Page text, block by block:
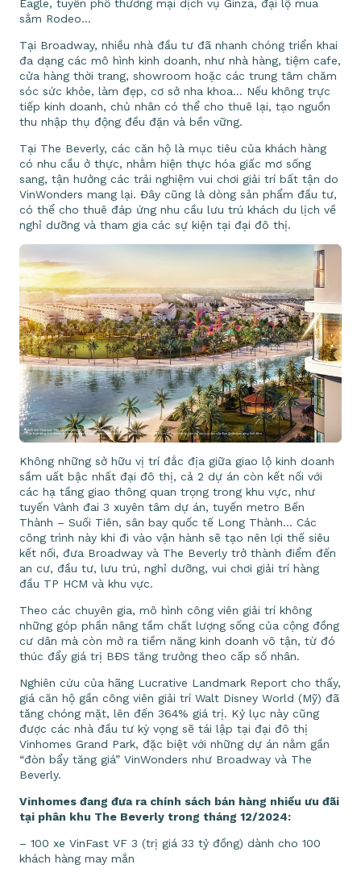
Eagle, tuyến phố thương mại dịch vụ Ginza, đại lộ mua
sắm Rodeo…
Tại Broadway, nhiều nhà đầu tư đã nhanh chóng triển khai
đa dạng các mô hình kinh doanh, như nhà hàng, tiệm cafe,
cửa hàng thời trang, showroom hoặc các trung tâm chăm
sóc sức khỏe, làm đẹp, cơ sở nha khoa… Nếu không trực
tiếp kinh doanh, chủ nhân có thể cho thuê lại, tạo nguồn
thu nhập thụ động đều đặn và bền vững.
Tại The Beverly, các căn hộ là mục tiêu của khách hàng
có nhu cầu ở thực, nhằm hiện thực hóa giấc mơ sống
sang, tận hưởng các trải nghiệm vui chơi giải trí bất tận do
VinWonders mang lại. Đây cũng là dòng sản phẩm đầu tư,
có thể cho thuê đáp ứng nhu cầu lưu trú khách du lịch về
nghỉ dưỡng và tham gia các sự kiện tại đại đô thị.
Không những sở hữu vị trí đắc địa giữa giao lộ kinh doanh
sầm uất bậc nhất đại đô thị, cả 2 dự án còn kết nối với
các hạ tầng giao thông quan trọng trong khu vực, như
tuyến Vành đai 3 xuyên tâm dự án, tuyến metro Bến
Thành – Suối Tiên, sân bay quốc tế Long Thành… Các
công trình này khi đi vào vận hành sẽ tạo nên lợi thế siêu
kết nối, đưa Broadway và The Beverly trở thành điểm đến
an cư, đầu tư, lưu trú, nghỉ dưỡng, vui chơi giải trí hàng
đầu TP HCM và khu vực.
Theo các chuyên gia, mô hình công viên giải trí không
những góp phần nâng tầm chất lượng sống của cộng đồng
cư dân mà còn mở ra tiềm năng kinh doanh vô tận, từ đó
thúc đẩy giá trị BĐS tăng trưởng theo cấp số nhân.
Nghiên cứu của hãng Lucrative Landmark Report cho thấy,
giá căn hộ gần công viên giải trí Walt Disney World (Mỹ) đã
tăng chóng mặt, lên đến 364% giá trị. Kỷ lục này cũng
được các nhà đầu tư kỳ vọng sẽ tái lập tại đại đô thị
Vinhomes Grand Park, đặc biệt với những dự án nằm gần
“đòn bẩy tăng giá” VinWonders như Broadway và The
Beverly.
Vinhomes đang đưa ra chính sách bán hàng nhiều ưu đãi
tại phân khu The Beverly trong tháng 12/2024:
– 100 xe VinFast VF 3 (trị giá 33 tỷ đồng) dành cho 100
khách hàng may mắn